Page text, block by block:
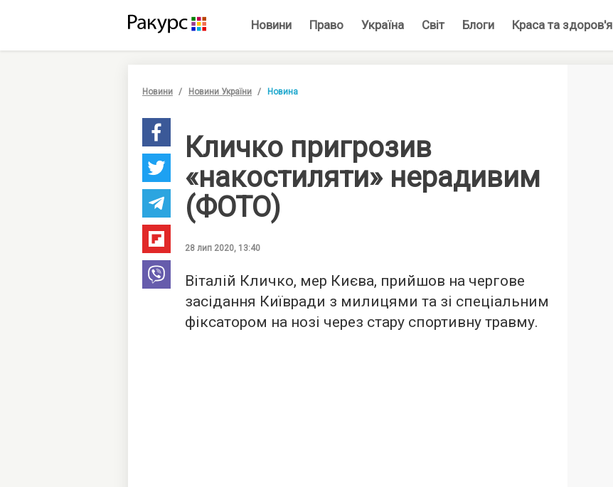
Новини Право Україна Світ Блоги Краса та здоров'я
Новини Новини України Новина
Кличко пригрозив
«накостиляти» нерадивим
(ФОТО)
28 лип 2020, 13:40
Віталій Кличко, мер Києва, прийшов на чергове
засідання Київради з милицями та зі спеціальним
фіксатором на нозі через стару спортивну травму.